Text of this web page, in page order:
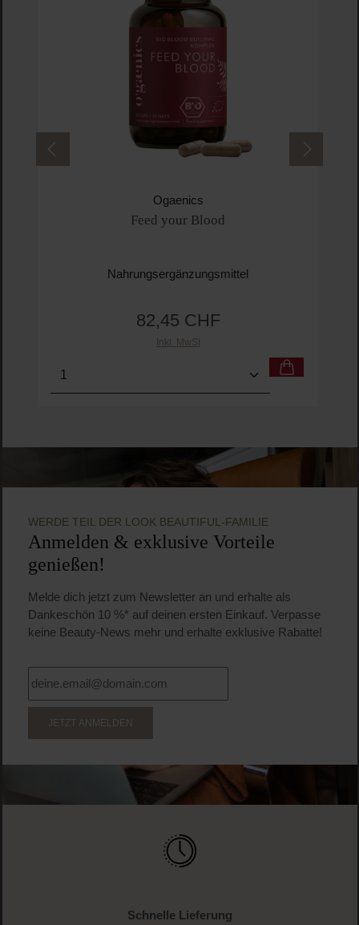
Ogaenics
Feed your Blood
Nahrungsergänzungsmittel
Regulärer Preis:
82,45 CHF
Inkl. MwSt
Produkt Anzahl: Gib den gewünschten Wert
WERDE TEIL DER LOOK BEAUTIFUL-FAMILIE
Anmelden & exklusive Vorteile
genießen!
Melde dich jetzt zum Newsletter an und erhalte als
Dankeschön 10 %* auf deinen ersten Einkauf. Verpasse
keine Beauty-News mehr und erhalte exklusive Rabatte!
JETZT ANMELDEN
Schnelle Lieferung